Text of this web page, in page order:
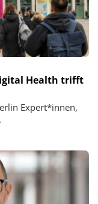
Health trifft
Expert*innen,